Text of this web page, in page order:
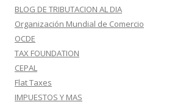
BLOG DE TRIBUTACION AL DIA
Organización Mundial de Comercio
OCDE
TAX FOUNDATION
CEPAL
Flat Taxes
IMPUESTOS Y MAS